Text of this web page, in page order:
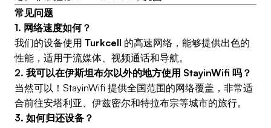
常见问题
1. 网络速度如何？
我们的设备使用 Turkcell 的高速网络，能够提供出色的
性能，适用于流媒体、视频通话和导航。
2. 我可以在伊斯坦布尔以外的地方使用 StayinWifi 吗？
当然可以！StayinWifi 提供全国范围的网络覆盖，非常适
合前往安塔利亚、伊兹密尔和特拉布宗等城市的旅行。
3. 如何归还设备？